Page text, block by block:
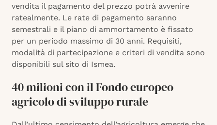
vendita il pagamento del prezzo potrà avvenire
ratealmente. Le rate di pagamento saranno
semestrali e il piano di ammortamento è fissato
per un periodo massimo di 30 anni. Requisiti,
modalità di partecipazione e criteri di vendita sono
disponibili sul sito di Ismea.
40 milioni con il Fondo europeo
agricolo di sviluppo rurale